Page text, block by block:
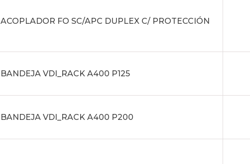
ACOPLADOR FO SC/APC DUPLEX C/ PROTECCIÓN
BANDEJA VDI_RACK A400 P125
BANDEJA VDI_RACK A400 P200